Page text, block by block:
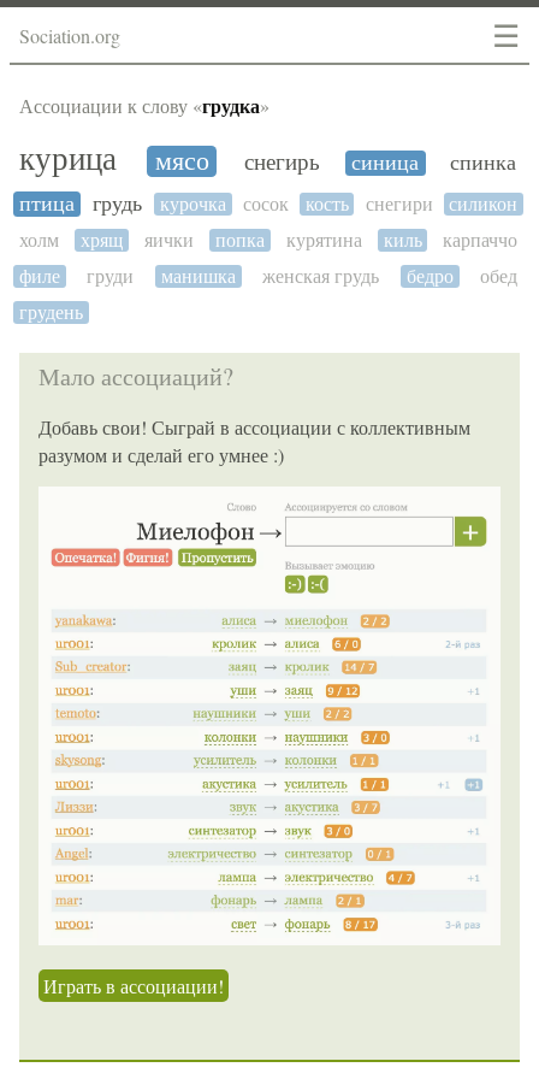
☰
Sociation.org
Ассоциации к слову «грудка»
курица мясо снегирь синица
спинка
птица
грудь курочка сосок кость снегири
силикон
холм
хрящ яички попка курятина киль
карпаччо
филе
груди манишка женская грудь бедро
обед
грудень
Мало ассоциаций?
Добавь свои! Сыграй в ассоциации с коллективным
разумом и сделай его умнее :)
Играть в ассоциации!